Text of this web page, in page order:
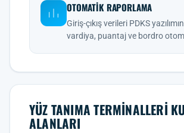
OTOMATIK RAPORLAMA
Giriş-çıkış verileri PDKS
vardiya, puantaj ve bordro
YÜZ TANIMA TERMINALLERI
ALANLARI